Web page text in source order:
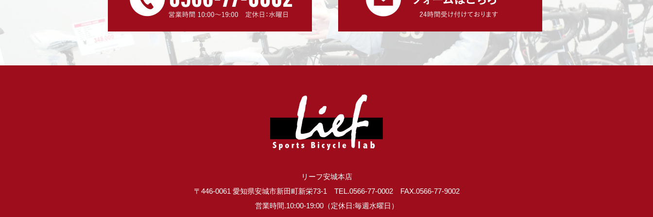
リーフ安城本店
〒446-0061 愛知県安城市新田町新栄73-1 TEL.0566-77-0002 FAX.0566-77-9002
営業時間.10:00-19:00（定休日:毎週水曜日）